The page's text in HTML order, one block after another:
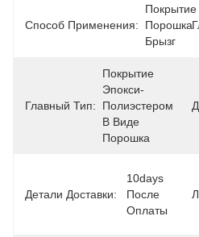
Способ Применения:
Покрытие
Порошка
Брызг
Главный Тип:
Покрытие
Эпокси-
Полиэстером
В Виде
Порошка
Детали Доставки:
10days
После
Оплаты